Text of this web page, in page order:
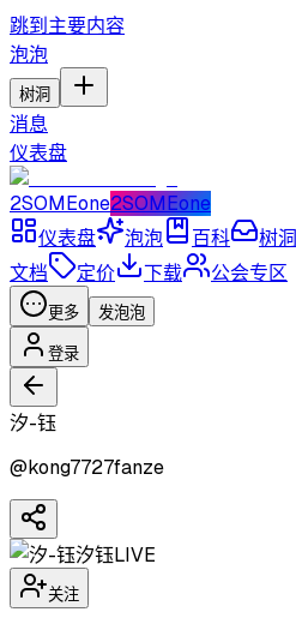
跳到主要内容
泡泡
树洞
消息
仪表盘
2SOMEone2SOMEone
仪表盘
泡泡 百科 树洞
文档
定价 下载 公会专区
更多 发泡泡
登录
汐-钰
@kong7727fanze
汐钰LIVE
关注